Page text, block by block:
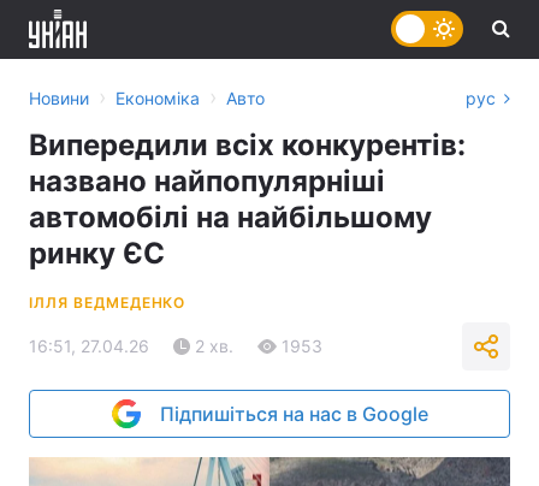
Новини › Економіка › Авто рус
Випередили всіх конкурентів:
названо найпопулярніші
автомобілі на найбільшому
ринку ЄС
ІЛЛЯ ВЕДМЕДЕНКО
16:51, 27.04.26 2 хв. 1953
Підпишіться на нас в Google